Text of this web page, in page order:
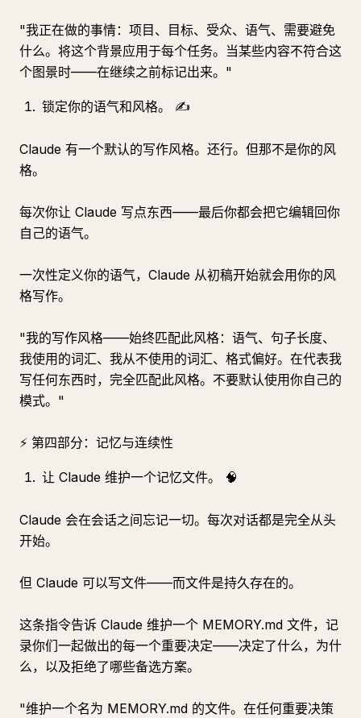
"我正在做的事情：项目、目标、受众、语气、需要避免
什么。将这个背景应用于每个任务。当某些内容不符合这
个图景时——在继续之前标记出来。"
锁定你的语气和风格。 ✍️
Claude 有一个默认的写作风格。还行。但那不是你的风
格。
每次你让 Claude 写点东西——最后你都会把它编辑回你
自己的语气。
一次性定义你的语气，Claude 从初稿开始就会用你的风
格写作。
"我的写作风格——始终匹配此风格：语气、句子长度、
我使用的词汇、我从不使用的词汇、格式偏好。在代表我
写任何东西时，完全匹配此风格。不要默认使用你自己的
模式。"
⚡ 第四部分：记忆与连续性
让 Claude 维护一个记忆文件。 🧠
Claude 会在会话之间忘记一切。每次对话都是完全从头
开始。
但 Claude 可以写文件——而文件是持久存在的。
这条指令告诉 Claude 维护一个 MEMORY.md 文件，记
录你们一起做出的每一个重要决定——决定了什么，为什
么，以及拒绝了哪些备选方案。
"维护一个名为 MEMORY.md 的文件。在任何重要决策